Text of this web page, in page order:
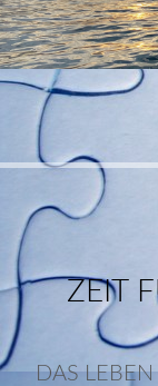
ZEIT
DAS